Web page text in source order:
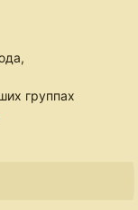
группах